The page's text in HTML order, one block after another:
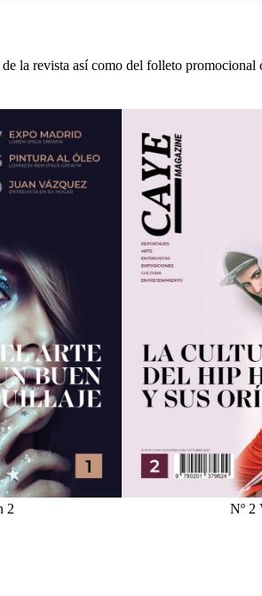
la revista así como del folleto
2 Nº 2